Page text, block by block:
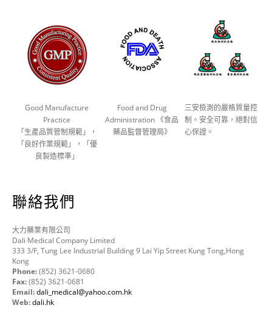
Good Manufacture
Practice
「生產品質管制規範」，
「良好作業規範」，「優
良製造標準」
Food and Drug
Administration 《食品
藥品監督管理局》
三安檢測的嚴格質量控
制。安全可靠，絕對信
心保證。
聯絡我們
大力藥業有限公司
Dali Medical Company Limited
333 3/F, Tung Lee Industrial Building 9 Lai Yip Street Kung Tong,Hong
Kong
Phone:(852) 3621-0680
Fax:(852) 3621-0681
Email:dali_medical@yahoo.com.hk
Web:dali.hk